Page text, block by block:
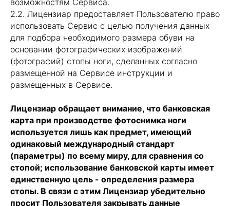
возможностям Сервиса.
2.2. Лицензиар предоставляет Пользователю право
использовать Сервис с целью получения данных
для подбора необходимого размера обуви на
основании фотографических изображений
(фотографий) стопы ноги, сделанных согласно
размещенной на Сервисе инструкции и
размещенных в Сервисе.
Лицензиар обращает внимание, что банковская
карта при производстве фотоснимка ноги
используется лишь как предмет, имеющий
одинаковый международный стандарт
(параметры) по всему миру, для сравнения со
стопой; использование банковской карты имеет
единственную цель - определения размера
стопы. В связи с этим Лицензиар убедительно
просит Пользователя закрывать данные